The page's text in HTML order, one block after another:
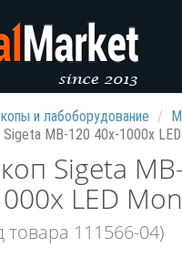
и лабоборудование
MB-120 40x-1000x
Sigeta
LED
товара 111566-04)